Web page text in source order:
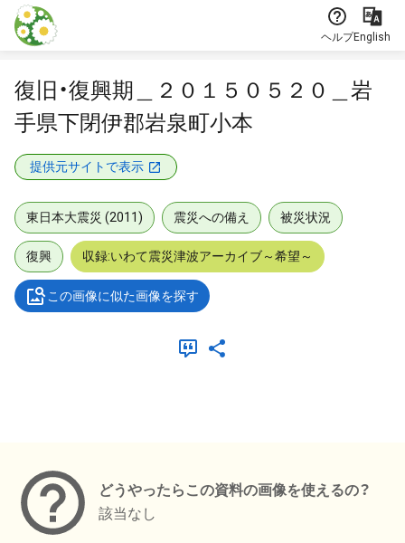
本文に飛ぶ
ヘルプEnglish
復旧・復興期＿２０１５０５２０＿岩
手県下閉伊郡岩泉町小本
提供元サイトで表示
東日本大震災 (2011) 震災への備え 被災状況
復興 収録:いわて震災津波アーカイブ～希望～
この画像に似た画像を探す
どうやったらこの資料の画像を使えるの？
該当なし